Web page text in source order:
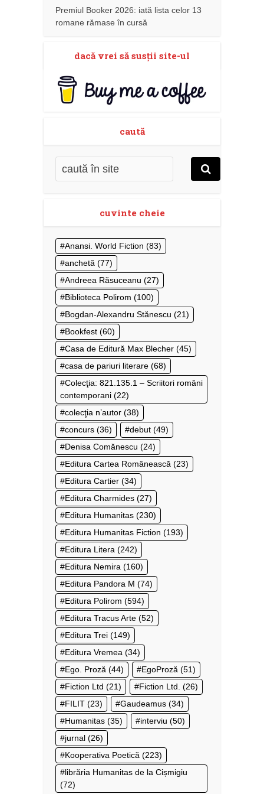
Premiul Booker 2026: iată lista celor 13
romane rămase în cursă
dacă vrei să susţii site-ul
caută
cuvinte cheie
Anansi. World Fiction (83)
anchetă (77)
Andreea Răsuceanu (27)
Biblioteca Polirom (100)
Bogdan-Alexandru Stănescu (21)
Bookfest (60)
Casa de Editură Max Blecher (45)
casa de pariuri literare (68)
Colecţia: 821.135.1 – Scriitori români
contemporani (22)
colecţia n’autor (38)
concurs (36) debut (49)
Denisa Comănescu (24)
Editura Cartea Românească (23)
Editura Cartier (34)
Editura Charmides (27)
Editura Humanitas (230)
Editura Humanitas Fiction (193)
Editura Litera (242)
Editura Nemira (160)
Editura Pandora M (74)
Editura Polirom (594)
Editura Tracus Arte (52)
Editura Trei (149)
Editura Vremea (34)
Ego. Proză (44) EgoProză (51)
Fiction Ltd (21) Fiction Ltd. (26)
FILIT (23) Gaudeamus (34)
Humanitas (35) interviu (50)
jurnal (26)
Kooperativa Poetică (223)
librăria Humanitas de la Cișmigiu
(72)